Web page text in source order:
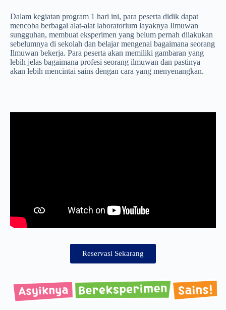
Dalam kegiatan program 1 hari ini, para peserta didik dapat
mencoba berbagai alat-alat laboratorium layaknya Ilmuwan
sungguhan, membuat eksperimen yang belum pernah dilakukan
sebelumnya di sekolah dan belajar mengenai bagaimana seorang
Ilmuwan bekerja. Para peserta akan memiliki gambaran yang
lebih jelas bagaimana profesi seorang ilmuwan dan pastinya
akan lebih mencintai sains dengan cara yang menyenangkan.
Reservasi Sekarang